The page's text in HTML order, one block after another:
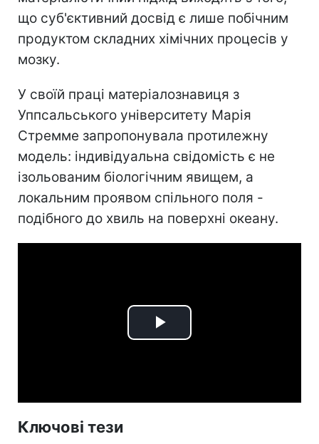
що суб'єктивний досвід є лише побічним
продуктом складних хімічних процесів у
мозку.
У своїй праці матеріалознавиця з
Уппсальського університету Марія
Стремме запропонувала протилежну
модель: індивідуальна свідомість є не
ізольованим біологічним явищем, а
локальним проявом спільного поля -
подібного до хвиль на поверхні океану.
Play
Ключові тези